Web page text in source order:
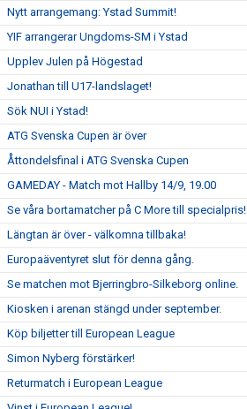
Nytt arrangemang: Ystad Summit!
YIF arrangerar Ungdoms-SM i Ystad
Upplev Julen på Högestad
Jonathan till U17-landslaget!
Sök NUI i Ystad!
ATG Svenska Cupen är över
Åttondelsfinal i ATG Svenska Cupen
GAMEDAY - Match mot Hallby 14/9, 19.00
Se våra bortamatcher på C More till specialpris!
Längtan är över - välkomna tillbaka!
Europaäventyret slut för denna gång.
Se matchen mot Bjerringbro-Silkeborg online.
Kiosken i arenan stängd under september.
Köp biljetter till European League
Simon Nyberg förstärker!
Returmatch i European League